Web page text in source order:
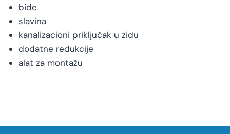
bide
slavina
kanalizacioni priključak u zidu
dodatne redukcije
alat za montažu